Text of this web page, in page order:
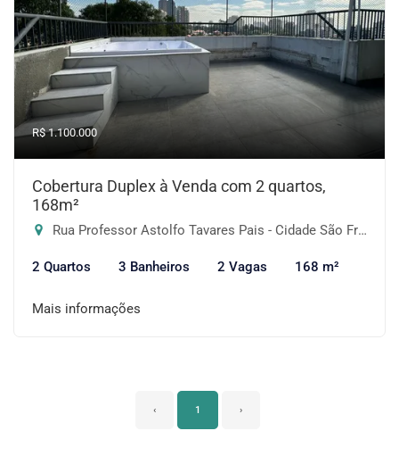
R$ 1.100.000
Cobertura Duplex à Venda com 2 quartos,
168m²
Rua Professor Astolfo Tavares Pais - Cidade São Francisco, São Paulo-SP
2 Quartos 3 Banheiros 2 Vagas 168 m²
Mais informações
‹ 1 ›